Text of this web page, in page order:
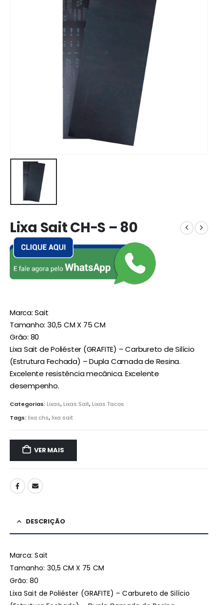
Lixa Sait CH-S – 80
Marca: Sait
Tamanho: 30,5 CM X 75 CM
Grão: 80
Lixa Sait de Poliéster (GRAFITE) – Carbureto de Silício
(Estrutura Fechada) – Dupla Camada de Resina.
Excelente resistência mecânica. Excelente
desempenho.
Categorias: Lixas, Lixas Sait, Lixas Tacos
Tags: lixa chs, lixa sait
VER MAIS
DESCRIÇÃO
Marca: Sait
Tamanho: 30,5 CM X 75 CM
Grão: 80
Lixa Sait de Poliéster (GRAFITE) – Carbureto de Silício